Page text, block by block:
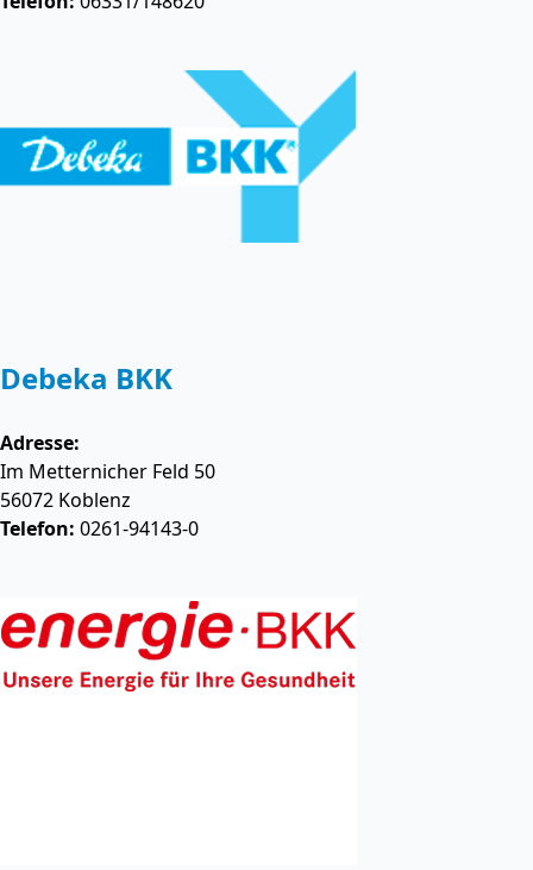
Debeka BKK
Adresse:
Im Metternicher Feld 50
56072 Koblenz
Telefon: 0261-94143-0